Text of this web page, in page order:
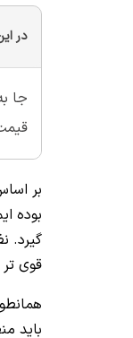
در
جا
بر
قوی